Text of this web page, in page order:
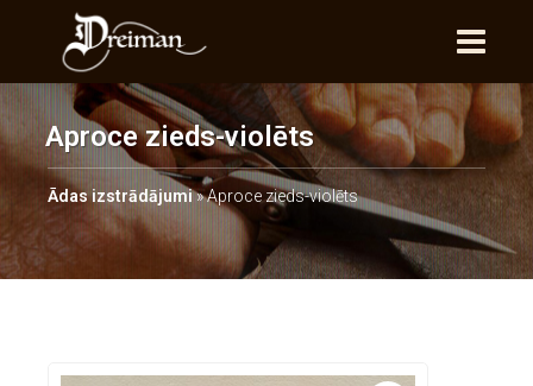
Aproce zieds-violēts
Ādas izstrādājumi»Aproce zieds-violēts